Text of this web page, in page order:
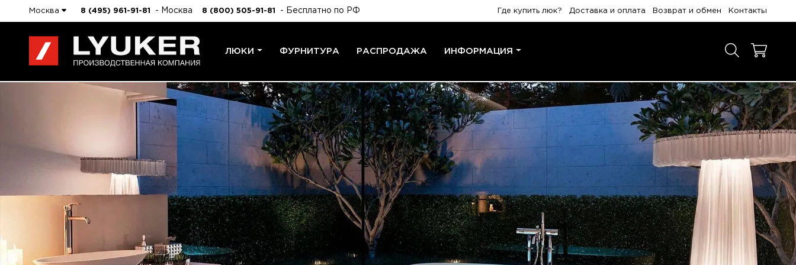
Москва 8 (495) 961-91-81 - Москва 8 (800) 505-91-81 - Бесплатно по РФ Где купить люк? Доставка и оплата Возврат и обмен Контакты
ЛЮКИ ФУРНИТУРА РАСПРОДАЖА ИНФОРМАЦИЯ